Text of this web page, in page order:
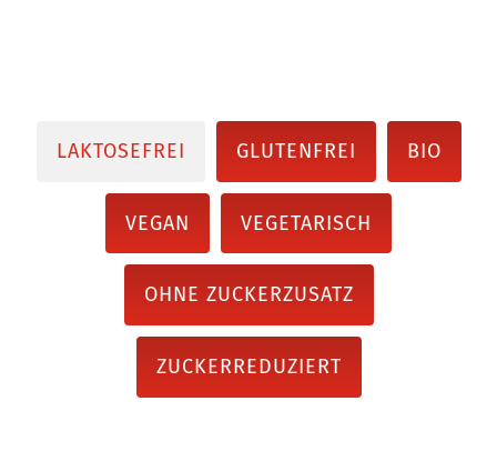
LAKTOSEFREI GLUTENFREI BIO
VEGAN VEGETARISCH
OHNE ZUCKERZUSATZ
ZUCKERREDUZIERT